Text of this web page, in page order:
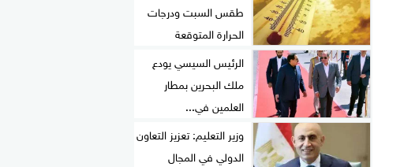
طقس السبت ودرجات
الحرارة المتوقعة
الرئيس السيسي يودع
ملك البحرين بمطار
العلمين في...
وزير التعليم: تعزيز التعاون
الدولي في المجال